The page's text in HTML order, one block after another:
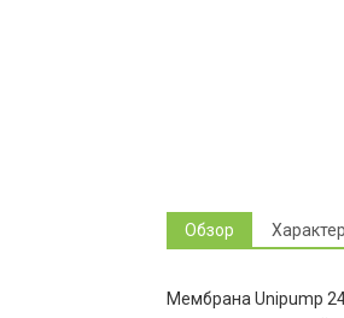
Обзор
Мембрана Unipump